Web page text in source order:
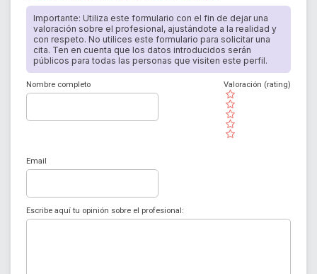
Importante: Utiliza este formulario con el fin de dejar una
valoración sobre el profesional, ajustándote a la realidad y
con respeto. No utilices este formulario para solicitar una
cita. Ten en cuenta que los datos introducidos serán
públicos para todas las personas que visiten este perfil.
Nombre completo
( )
( )
( )
( )
( )
Valoración (rating)
Email
Escribe aquí tu opinión sobre el profesional: